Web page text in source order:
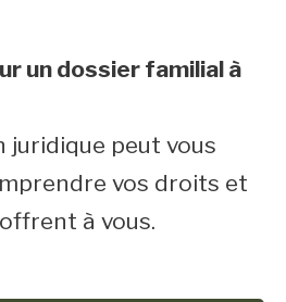
un dossier familial à
juridique peut vous
vos droits et
à vous.